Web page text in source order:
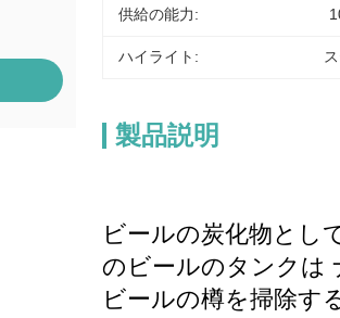
供給の能力:
ハイライト:
製品説明
ビールの炭化物とし
のビールのタンクは
ビールの樽を掃除す